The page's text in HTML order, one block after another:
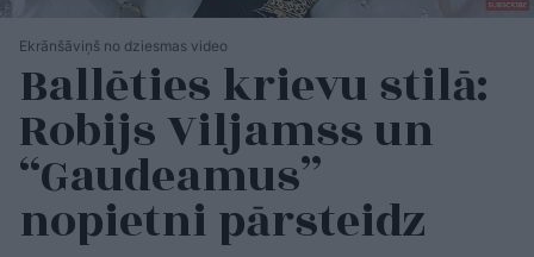
Ekrānšāviņš no dziesmas video
Ballēties krievu stilā:
Robijs Viljamss un
“Gaudeamus”
nopietni pārsteidz